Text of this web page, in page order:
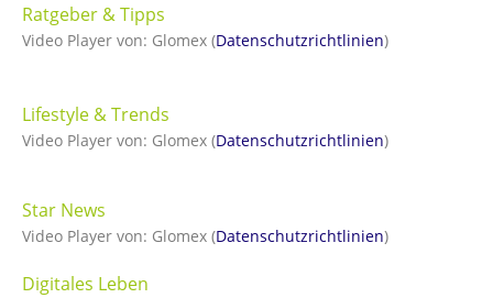
Ratgeber & Tipps
Video Player von: Glomex (Datenschutzrichtlinien)
Lifestyle & Trends
Video Player von: Glomex (Datenschutzrichtlinien)
Star News
Video Player von: Glomex (Datenschutzrichtlinien)
Digitales Leben